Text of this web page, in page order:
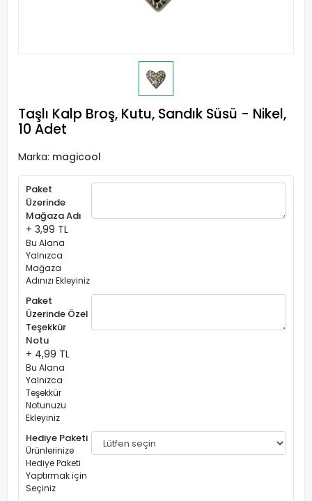
Taşlı Kalp Broş, Kutu, Sandık Süsü - Nikel,
10 Adet
Marka: magicool
Paket
Üzerinde
Mağaza Adı
+ 3,99 TL
Bu Alana
Yalnızca
Mağaza
Adınızı Ekleyiniz
Paket
Üzerinde Özel
Teşekkür
Notu
+ 4,99 TL
Bu Alana
Yalnızca
Teşekkür
Notunuzu
Ekleyiniz
Hediye Paketi
Ürünlerinize
Hediye Paketi
Yaptırmak için
Seçiniz